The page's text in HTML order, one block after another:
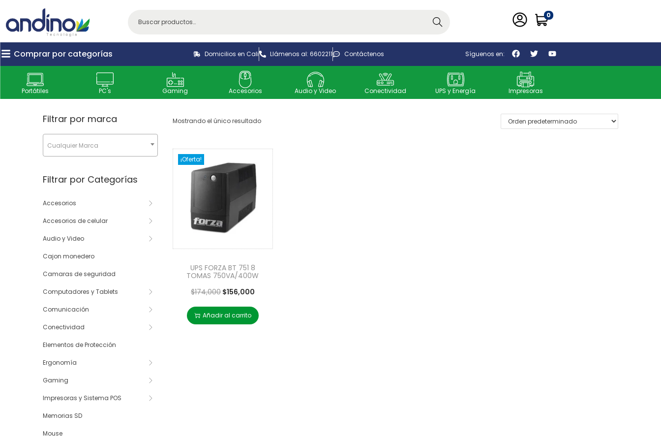
Buscar
0
Comprar por categorías Domicilios en Cali Llámenos al: 6602211 Contáctenos Síguenos en:
Portátiles PC's Gaming Accesorios Audio y Video Conectividad UPS y Energía Impresoras
Mostrando el único resultado
¡Oferta!
UPS FORZA BT 751 8
TOMAS 750VA/400W
$174,000 $156,000
Añadir al carrito
Filtrar por marca
Cualquier Marca
Filtrar por Categorías
Accesorios
Accesorios de celular
Audio y Video
Cajon monedero
Camaras de seguridad
Computadores y Tablets
Comunicación
Conectividad
Elementos de Protección
Ergonomía
Gaming
Impresoras y Sistema POS
Memorias SD
Mouse